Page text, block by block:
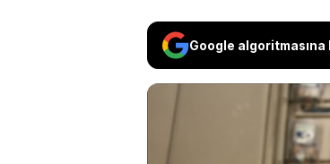
Google algoritmasına